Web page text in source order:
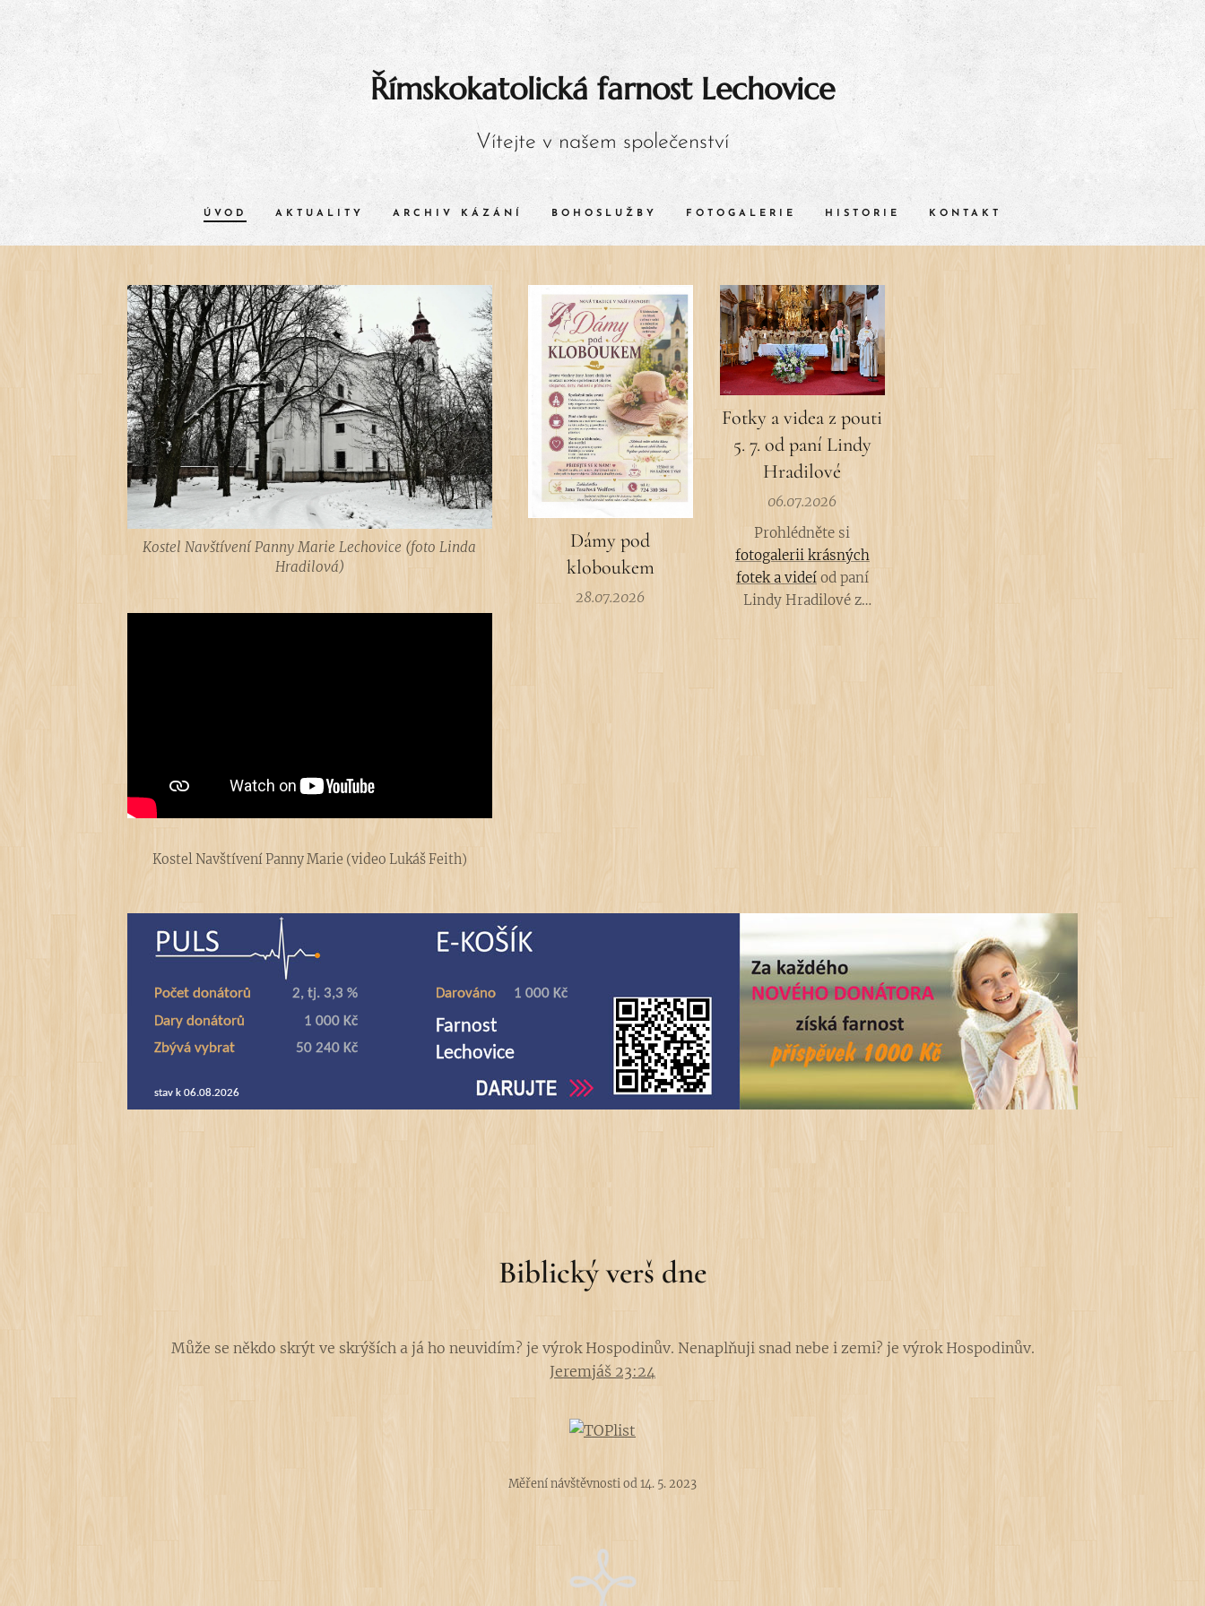
Římskokatolická farnost Lechovice
Vítejte v našem společenství
ÚVOD AKTUALITY ARCHIV KÁZÁNÍ BOHOSLUŽBY FOTOGALERIE HISTORIE KONTAKT
Kostel Navštívení Panny Marie Lechovice (foto Linda
Hradilová)
Kostel Navštívení Panny Marie (video Lukáš Feith)
Dámy pod
kloboukem
28.07.2026
Fotky a videa z pouti
5. 7. od paní Lindy
Hradilové
06.07.2026
Prohlédněte si
fotogalerii krásných
fotek a videíod paní
Lindy Hradilové z
uskutečnila v neděli 5. 7.
2026. Paní Hradilové za
mockrát děkujijeme!
Biblický verš dne
Může se někdo skrýt ve skrýších a já ho neuvidím? je výrok Hospodinův. Nenaplňuji snad nebe i zemi? je výrok Hospodinův.
Jeremjáš 23:24
Měření návštěvnosti od 14. 5. 2023